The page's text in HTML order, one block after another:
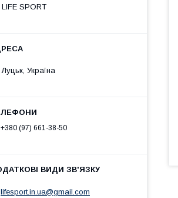
LIFE SPORT
Луцьк, Україна
+380 (97) 661-38-50
lifesport.in.ua@gmail.com